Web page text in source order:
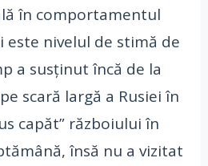
în comportamentul
este nivelul de stimă de
a susținut încă de la
scară largă a Rusiei în
capăt” războiului în
însă nu a vizitat